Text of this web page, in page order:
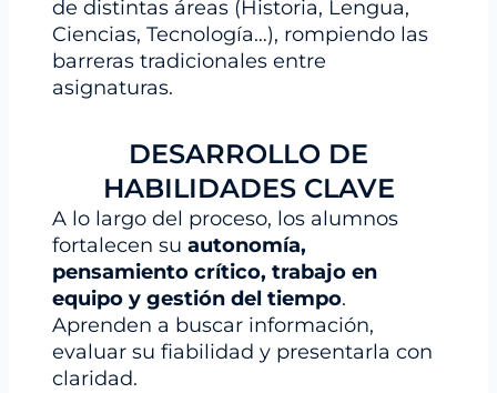
de distintas áreas (Historia, Lengua,
Ciencias, Tecnología…), rompiendo las
barreras tradicionales entre
asignaturas.
DESARROLLO DE
HABILIDADES CLAVE
A lo largo del proceso, los alumnos
fortalecen suautonomía,
pensamiento crítico, trabajo en
equipo y gestión del tiempo.
Aprenden a buscar información,
evaluar su fiabilidad y presentarla con
claridad.